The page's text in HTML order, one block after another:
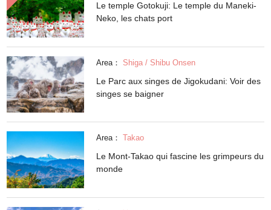
Le temple Gotokuji: Le temple du Maneki-
Neko, les chats port
Area： Shiga / Shibu Onsen
Le Parc aux singes de Jigokudani: Voir des
singes se baigner
Area： Takao
Le Mont-Takao qui fascine les grimpeurs du
monde